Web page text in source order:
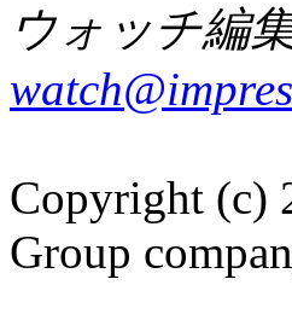
ウォッチ編
Copyright (c)
Group